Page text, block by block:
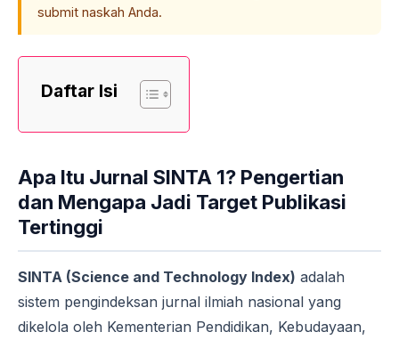
submit naskah Anda.
Daftar Isi
Apa Itu Jurnal SINTA 1? Pengertian
dan Mengapa Jadi Target Publikasi
Tertinggi
SINTA (Science and Technology Index) adalah
sistem pengindeksan jurnal ilmiah nasional yang
dikelola oleh Kementerian Pendidikan, Kebudayaan,